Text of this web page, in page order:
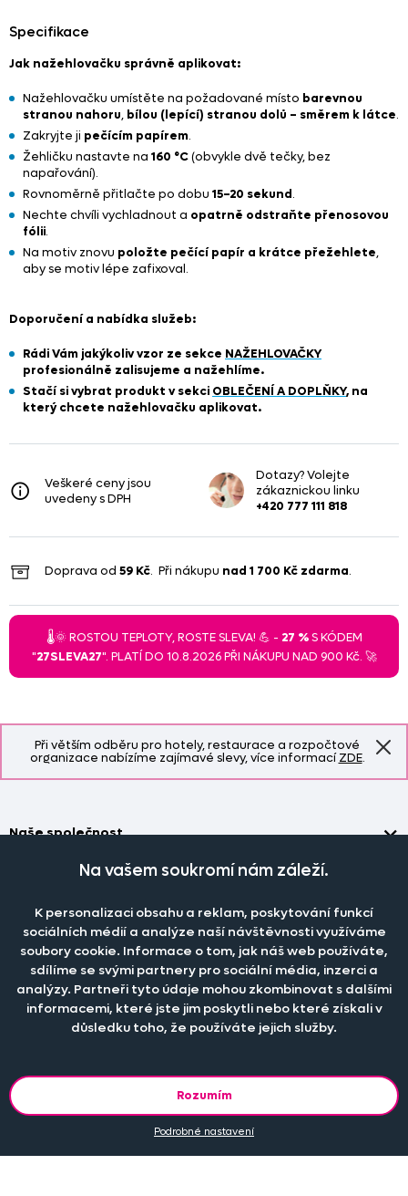
Při větším odběru pro hotely, restaurace a rozpočtové
organizace nabízíme zajímavé slevy, více informacíZDE.
Specifikace
Jak nažehlovačku správně aplikovat:
Nažehlovačku umístěte na požadované místo barevnou
stranou nahoru, bílou (lepící) stranou dolů – směrem k látce.
Zakryjte ji pečícím papírem.
Žehličku nastavte na 160 °C(obvykle dvě tečky, bez
napařování).
Rovnoměrně přitlačte po dobu 15–20 sekund.
Nechte chvíli vychladnout a opatrně odstraňte přenosovou
fólii.
Na motiv znovu položte pečící papír a krátce přežehlete,
aby se motiv lépe zafixoval.
Doporučení a nabídka služeb:
Rádi Vám jakýkoliv vzor ze sekce NAŽEHLOVAČKY
profesionálně zalisujeme a nažehlíme.
Stačí si vybrat produkt v sekci OBLEČENÍ A DOPLŇKY, na
který chcete nažehlovačku aplikovat.
Veškeré ceny jsou
uvedeny s DPH
Dotazy? Volejte
zákaznickou linku
+420 777 111 818
Doprava od 59 Kč. Při nákupu nad 1 700 Kč zdarma.
🌡️🌞 ROSTOU TEPLOTY, ROSTE SLEVA! 💪 - 27 %S KÓDEM
"27SLEVA27". PLATÍ DO 10.8.2026 PŘI NÁKUPU NAD 900 Kč. 🚀
Staňte se členem klubu Dante.cz
Objevte slevy pro členy, získejte akční nabídky, novinky, tipy a
informace do vaší schránky.
Naše společnost
O nás
Obchodní podmínky
Nastavení cookies
Katalog zdarma
Časté dotazy
Jak objednat záclony a závěsy na dante.cz?
Jak prát záclony a závěsy?
Jak prát povlečení a prostěradla?
Informace o materiálech
Pobočka
Pobočka a výdej objednávek otevřenapo-pá 7.30 - 16.00
PRODEJNÍ ODDĚLENÍ - TELEFONICKY
po-pá 7:30 - 16:00
Tel.:777 111 818
e-mail:dotazy@dante.cz
reklamace:reklamace@dante.cz
Na vašem soukromí nám záleží.
K personalizaci obsahu a reklam, poskytování funkcí
sociálních médií a analýze naší návštěvnosti využíváme
soubory cookie. Informace o tom, jak náš web používáte,
sdílíme se svými partnery pro sociální média, inzerci a
analýzy. Partneři tyto údaje mohou zkombinovat s dalšími
informacemi, které jste jim poskytli nebo které získali v
důsledku toho, že používáte jejich služby.
Rozumím
Podrobné nastavení